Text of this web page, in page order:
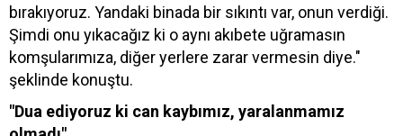
bırakıyoruz. Yandaki binada bir sıkıntı var, onun verdiği.
Şimdi onu yıkacağız ki o aynı akıbete uğramasın
komşularımıza, diğer yerlere zarar vermesin diye."
şeklinde konuştu.
"Dua ediyoruz ki can kaybımız, yaralanmamız